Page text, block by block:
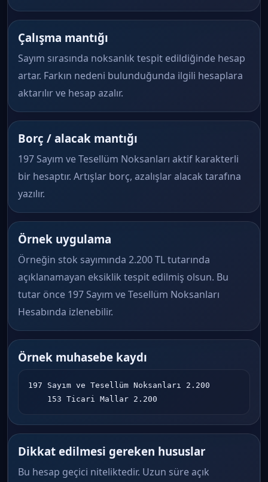
Çalışma mantığı
Sayım sırasında noksanlık tespit edildiğinde hesap
artar. Farkın nedeni bulunduğunda ilgili hesaplara
aktarılır ve hesap azalır.
Borç / alacak mantığı
197 Sayım ve Tesellüm Noksanları aktif karakterli
bir hesaptır. Artışlar borç, azalışlar alacak tarafına
yazılır.
Örnek uygulama
Örneğin stok sayımında 2.200 TL tutarında
açıklanamayan eksiklik tespit edilmiş olsun. Bu
tutar önce 197 Sayım ve Tesellüm Noksanları
Hesabında izlenebilir.
Örnek muhasebe kaydı
197 Sayım ve Tesellüm Noksanları 2.200
    153 Ticari Mallar 2.200
Dikkat edilmesi gereken hususlar
Bu hesap geçici niteliktedir. Uzun süre açık